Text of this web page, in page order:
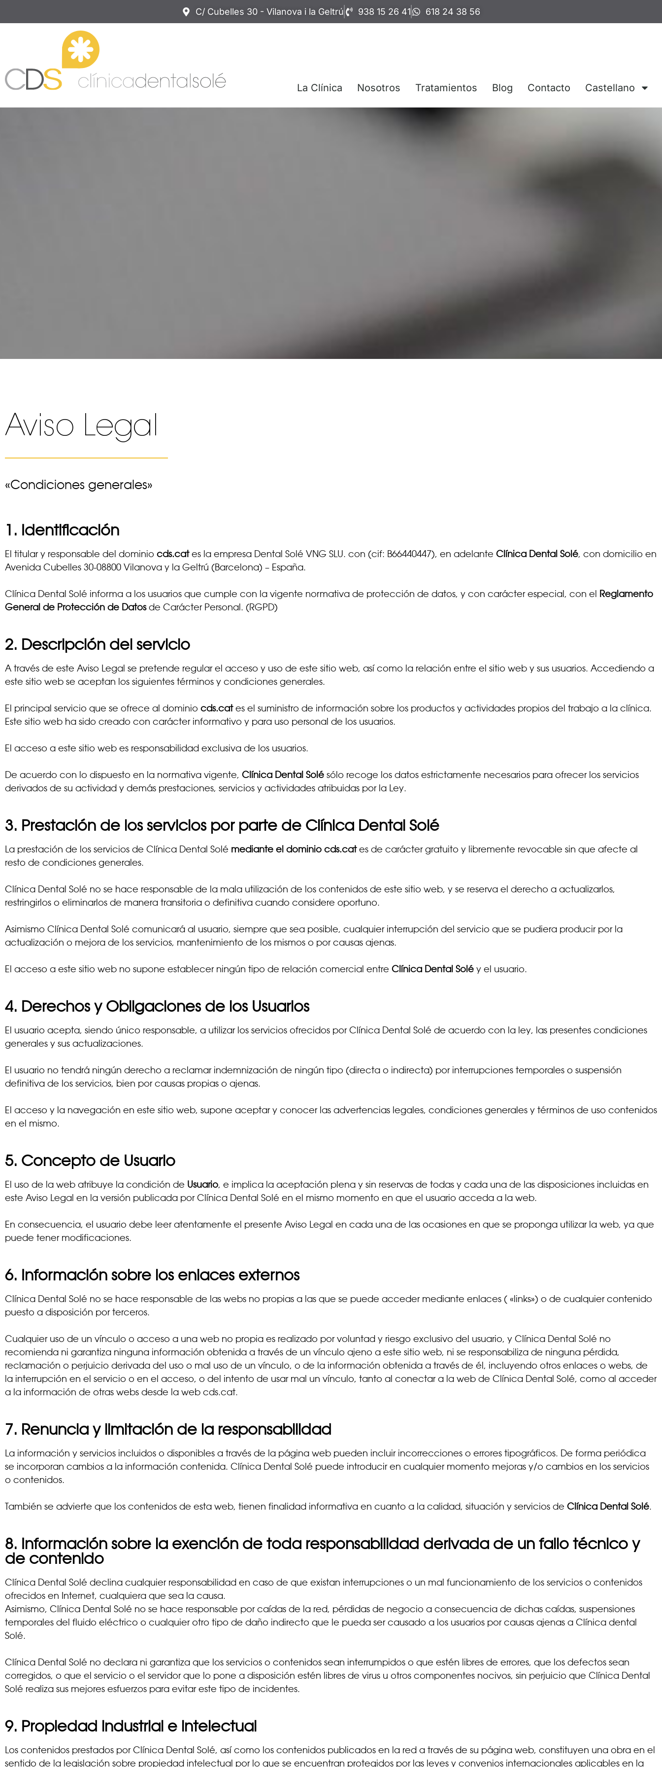
C/ Cubelles 30 - Vilanova i la Geltrú 938 15 26 41 618 24 38 56
La Clínica Nosotros Tratamientos Blog Contacto Castellano
Aviso Legal
«Condiciones generales»
1. Identificación
El titular y responsable del dominio cds.cates la empresa Dental Solé VNG SLU. con (cif: B66440447), en adelante Clínica Dental Solé, con domicilio en
Avenida Cubelles 30-08800 Vilanova y la Geltrú (Barcelona) – España.
Clínica Dental Solé informa a los usuarios que cumple con la vigente normativa de protección de datos, y con carácter especial, con el Reglamento
General de Protección de Datosde Carácter Personal. (RGPD)
2. Descripción del servicio
A través de este Aviso Legal se pretende regular el acceso y uso de este sitio web, así como la relación entre el sitio web y sus usuarios. Accediendo a
este sitio web se aceptan los siguientes términos y condiciones generales.
El principal servicio que se ofrece al dominio cds.cates el suministro de información sobre los productos y actividades propios del trabajo a la clínica.
Este sitio web ha sido creado con carácter informativo y para uso personal de los usuarios.
El acceso a este sitio web es responsabilidad exclusiva de los usuarios.
De acuerdo con lo dispuesto en la normativa vigente, Clínica Dental Solé sólo recoge los datos estrictamente necesarios para ofrecer los servicios
derivados de su actividad y demás prestaciones, servicios y actividades atribuidas por la Ley.
3. Prestación de los servicios por parte de Clínica Dental Solé
La prestación de los servicios de Clínica Dental Solé mediante el dominio cds.cates de carácter gratuito y libremente revocable sin que afecte al
resto de condiciones generales.
Clínica Dental Solé no se hace responsable de la mala utilización de los contenidos de este sitio web, y se reserva el derecho a actualizarlos,
restringirlos o eliminarlos de manera transitoria o definitiva cuando considere oportuno.
Asimismo Clínica Dental Solé comunicará al usuario, siempre que sea posible, cualquier interrupción del servicio que se pudiera producir por la
actualización o mejora de los servicios, mantenimiento de los mismos o por causas ajenas.
El acceso a este sitio web no supone establecer ningún tipo de relación comercial entre Clínica Dental Solé y el usuario.
4. Derechos y Obligaciones de los Usuarios
El usuario acepta, siendo único responsable, a utilizar los servicios ofrecidos por Clínica Dental Solé de acuerdo con la ley, las presentes condiciones
generales y sus actualizaciones.
El usuario no tendrá ningún derecho a reclamar indemnización de ningún tipo (directa o indirecta) por interrupciones temporales o suspensión
definitiva de los servicios, bien por causas propias o ajenas.
El acceso y la navegación en este sitio web, supone aceptar y conocer las advertencias legales, condiciones generales y términos de uso contenidos
en el mismo.
5. Concepto de Usuario
El uso de la web atribuye la condición de Usuario, e implica la aceptación plena y sin reservas de todas y cada una de las disposiciones incluidas en
este Aviso Legal en la versión publicada por Clínica Dental Solé en el mismo momento en que el usuario acceda a la web.
En consecuencia, el usuario debe leer atentamente el presente Aviso Legal en cada una de las ocasiones en que se proponga utilizar la web, ya que
puede tener modificaciones.
6. Información sobre los enlaces externos
Clínica Dental Solé no se hace responsable de las webs no propias a las que se puede acceder mediante enlaces ( «links») o de cualquier contenido
puesto a disposición por terceros.
Cualquier uso de un vínculo o acceso a una web no propia es realizado por voluntad y riesgo exclusivo del usuario, y Clínica Dental Solé no
recomienda ni garantiza ninguna información obtenida a través de un vínculo ajeno a este sitio web, ni se responsabiliza de ninguna pérdida,
reclamación o perjuicio derivada del uso o mal uso de un vínculo, o de la información obtenida a través de él, incluyendo otros enlaces o webs, de
la interrupción en el servicio o en el acceso, o del intento de usar mal un vínculo, tanto al conectar a la web de Clínica Dental Solé, como al acceder
a la información de otras webs desde la web cds.cat.
7. Renuncia y limitación de la responsabilidad
La información y servicios incluidos o disponibles a través de la página web pueden incluir incorrecciones o errores tipográficos. De forma periódica
se incorporan cambios a la información contenida. Clínica Dental Solé puede introducir en cualquier momento mejoras y/o cambios en los servicios
o contenidos.
También se advierte que los contenidos de esta web, tienen finalidad informativa en cuanto a la calidad, situación y servicios de Clínica Dental Solé.
8. Información sobre la exención de toda responsabilidad derivada de un fallo técnico y
de contenido
Clínica Dental Solé declina cualquier responsabilidad en caso de que existan interrupciones o un mal funcionamiento de los servicios o contenidos
ofrecidos en Internet, cualquiera que sea la causa.
Asimismo, Clínica Dental Solé no se hace responsable por caídas de la red, pérdidas de negocio a consecuencia de dichas caídas, suspensiones
temporales del fluido eléctrico o cualquier otro tipo de daño indirecto que le pueda ser causado a los usuarios por causas ajenas a Clínica dental
Solé.
Clínica Dental Solé no declara ni garantiza que los servicios o contenidos sean interrumpidos o que estén libres de errores, que los defectos sean
corregidos, o que el servicio o el servidor que lo pone a disposición estén libres de virus u otros componentes nocivos, sin perjuicio que Clínica Dental
Solé realiza sus mejores esfuerzos para evitar este tipo de incidentes.
9. Propiedad industrial e intelectual
Los contenidos prestados por Clínica Dental Solé, así como los contenidos publicados en la red a través de su página web, constituyen una obra en el
sentido de la legislación sobre propiedad intelectual por lo que se encuentran protegidos por las leyes y convenios internacionales aplicables en la